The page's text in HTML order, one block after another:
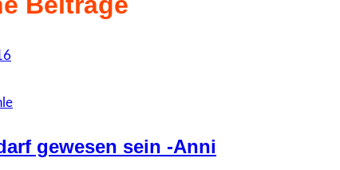
gewesen sein -Anni